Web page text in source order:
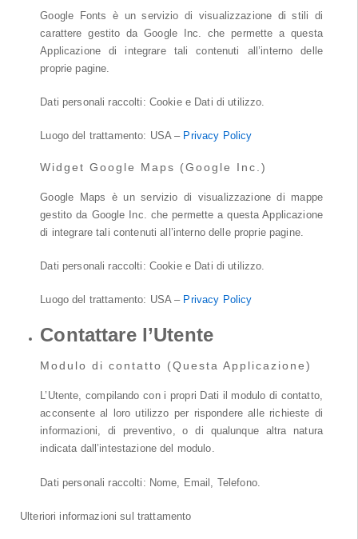
Google Fonts è un servizio di visualizzazione di stili di
carattere gestito da Google Inc. che permette a questa
Applicazione di integrare tali contenuti all’interno delle
proprie pagine.
Dati personali raccolti: Cookie e Dati di utilizzo.
Luogo del trattamento: USA – Privacy Policy
Widget Google Maps (Google Inc.)
Google Maps è un servizio di visualizzazione di mappe
gestito da Google Inc. che permette a questa Applicazione
di integrare tali contenuti all’interno delle proprie pagine.
Dati personali raccolti: Cookie e Dati di utilizzo.
Luogo del trattamento: USA – Privacy Policy
Contattare l’Utente
Modulo di contatto (Questa Applicazione)
L’Utente, compilando con i propri Dati il modulo di contatto,
acconsente al loro utilizzo per rispondere alle richieste di
informazioni, di preventivo, o di qualunque altra natura
indicata dall’intestazione del modulo.
Dati personali raccolti: Nome, Email, Telefono.
Ulteriori informazioni sul trattamento